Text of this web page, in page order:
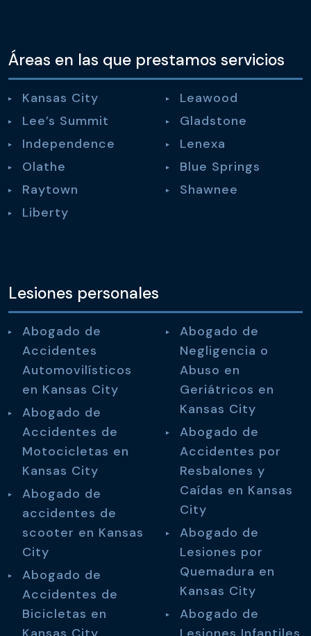
Áreas en las que prestamos servicios
Kansas City
Lee’s Summit
Independence
Olathe
Raytown
Liberty
Leawood
Gladstone
Lenexa
Blue Springs
Shawnee
Lesiones personales
Abogado de
Accidentes
Automovilísticos
en Kansas City
Abogado de
Accidentes de
Motocicletas en
Kansas City
Abogado de
accidentes de
scooter en Kansas
City
Abogado de
Accidentes de
Bicicletas en
Abogado de
Negligencia o
Abuso en
Geriátricos en
Kansas City
Abogado de
Accidentes por
Resbalones y
Caídas en Kansas
City
Abogado de
Lesiones por
Quemadura en
Kansas City
Abogado de